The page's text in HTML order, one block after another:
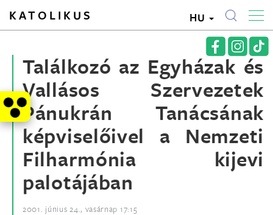
KATOLIKUS HU
Találkozó az Egyházak és
Vallásos Szervezetek
Pánukrán Tanácsának
képviselőivel a Nemzeti
Filharmónia kijevi
palotájában
2001. június 24., vasárnap 17:15